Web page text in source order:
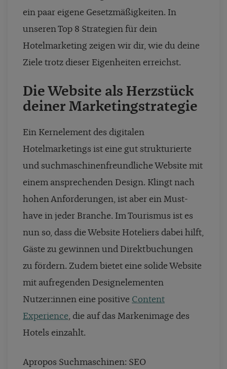
ein paar eigene Gesetzmäßigkeiten. In
unseren Top 8 Strategien für dein
Hotelmarketing zeigen wir dir, wie du deine
Ziele trotz dieser Eigenheiten erreichst.
Die Website als Herzstück
deiner Marketingstrategie
Ein Kernelement des digitalen
Hotelmarketings ist eine gut strukturierte
und suchmaschinenfreundliche Website mit
einem ansprechenden Design. Klingt nach
hohen Anforderungen, ist aber ein Must-
have in jeder Branche. Im Tourismus ist es
nun so, dass die Website Hoteliers dabei hilft,
Gäste zu gewinnen und Direktbuchungen
zu fördern. Zudem bietet eine solide Website
mit aufregenden Designelementen
Nutzer:innen eine positive Content
Experience, die auf das Markenimage des
Hotels einzahlt.
Apropos Suchmaschinen: SEO